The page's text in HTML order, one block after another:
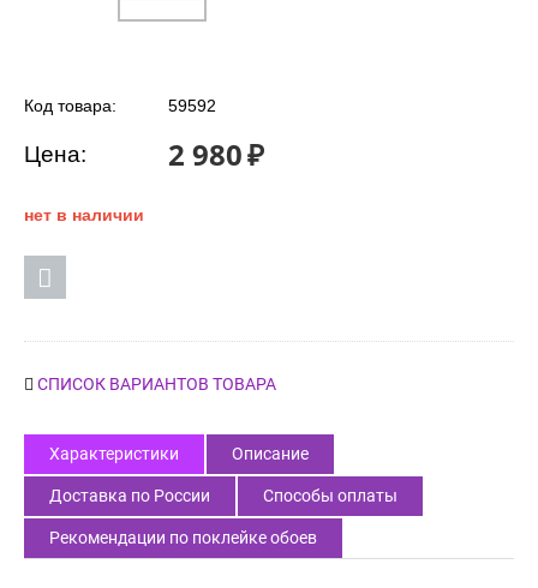
Код товара: 59592
Цена: 2 980₽
нет в наличии
СПИСОК ВАРИАНТОВ ТОВАРА
Характеристики Описание
Доставка по России Способы оплаты
Рекомендации по поклейке обоев